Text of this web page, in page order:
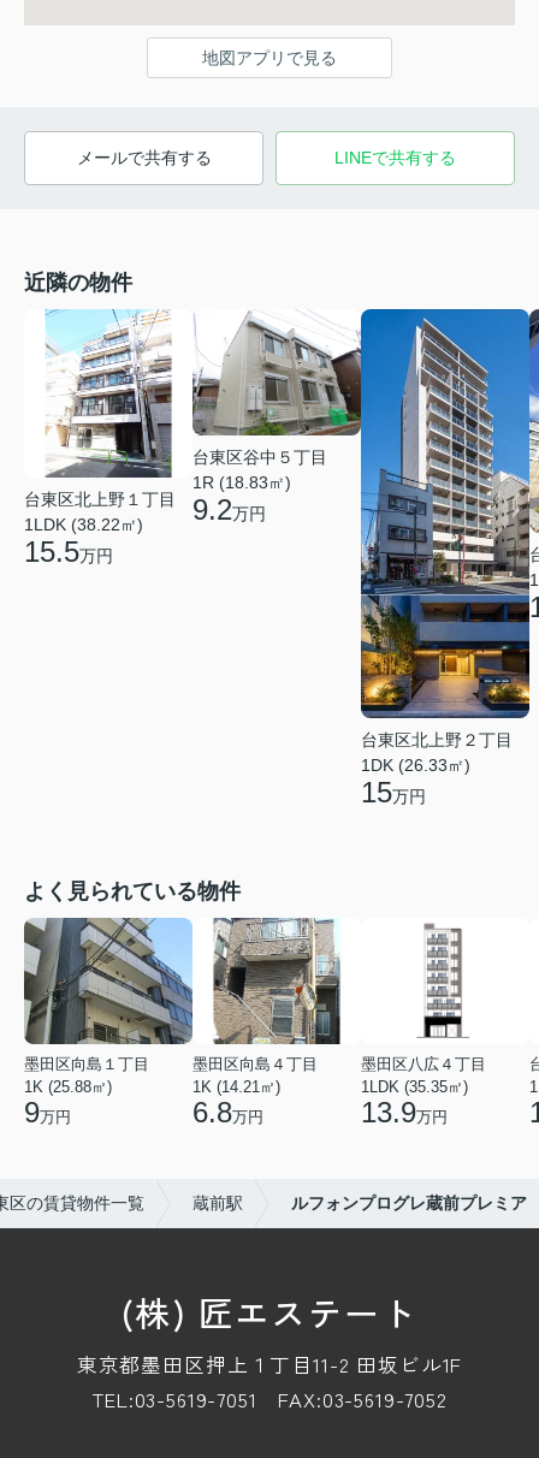
地図アプリで見る
メールで共有する LINEで共有する
近隣の物件
台東区北上野１丁目
1LDK (38.22㎡)
15.5万円
台東区谷中５丁目
1R (18.83㎡)
9.2万円
台東区北上野２丁目
1DK (26.33㎡)
15万円
よく見られている物件
墨田区向島１丁目
1K (25.88㎡)
9万円
墨田区向島４丁目
1K (14.21㎡)
6.8万円
墨田区八広４丁目
1LDK (35.35㎡)
13.9万円
区の賃貸物件一覧 蔵前駅 ルフォンプログレ蔵前プレミア
(株) 匠エステート
東京都墨田区押上１丁目11-2 田坂ビル1F
TEL:03-5619-7051 FAX:03-5619-7052